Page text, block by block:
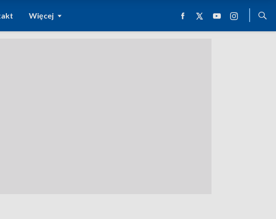
Więcej